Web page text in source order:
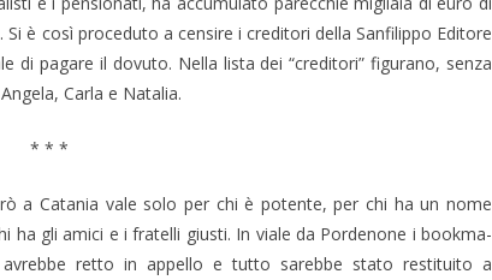
è così procedu­to a censire i creditori della Sanfilippo Editore
di pagare il dovuto. Nella lista dei “cre­ditori” figura­no, senza
Carla e Natalia.
* * *
a Catania vale solo per chi è potente, per chi ha un nome
ha gli amici e i fratelli giusti. In viale da Pordenone i bookma­
retto in appello e tutto sarebbe stato restituito a